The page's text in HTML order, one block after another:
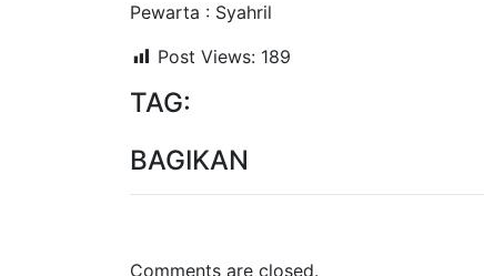
Pewarta : Syahril
Post Views: 189
TAG:
BAGIKAN
Comments are closed.